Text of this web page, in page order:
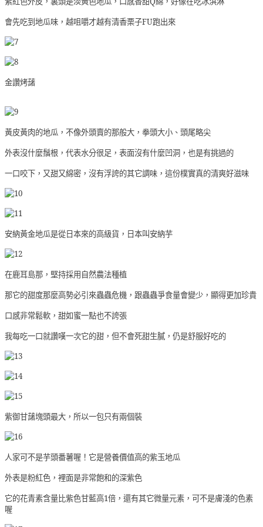
會先吃到地瓜味，越咀嚼才越有清香栗子FU跑出來
金讚烤藷
黃皮黃肉的地瓜，不像外頭賣的那般大，拳頭大小、頭尾略尖
外表沒什麼鬚根，代表水分很足，表面沒有什麼凹洞，也是有挑過的
一口咬下，又甜又綿密，沒有浮誇的其它調味，這份樸實真的清爽好滋味
安納黃金地瓜是從日本來的高級貨，日本叫安納芋
在鹿耳島那，堅持採用自然農法種植
那它的甜度那麼高勢必引來蟲蟲危機，跟蟲蟲爭食量會變少，顯得更加珍貴
口感非常鬆軟，甜如蜜一點也不誇張
我每吃一口就讚嘆一次它的甜，但不會死甜生膩，仍是舒服好吃的
紫御甘藷塊頭最大，所以一包只有兩個裝
人家可不是芋頭番薯喔！它是營養價值高的紫玉地瓜
外表是粉紅色，裡面是非常飽和的深紫色
它的花青素含量比紫色甘藍高1倍，還有其它微量元素，可不是膚淺的色素
喔